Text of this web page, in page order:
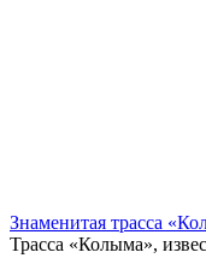
Знаменитая трасса
Трасса «Колыма»,